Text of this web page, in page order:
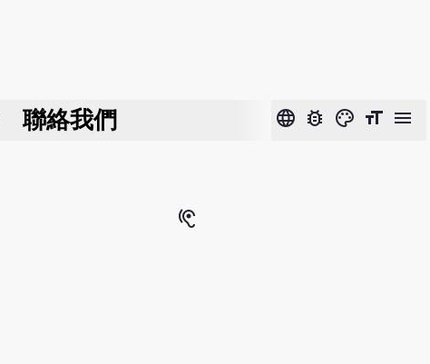
聯絡我們 language bug_report color_lens format_size menu
hearing